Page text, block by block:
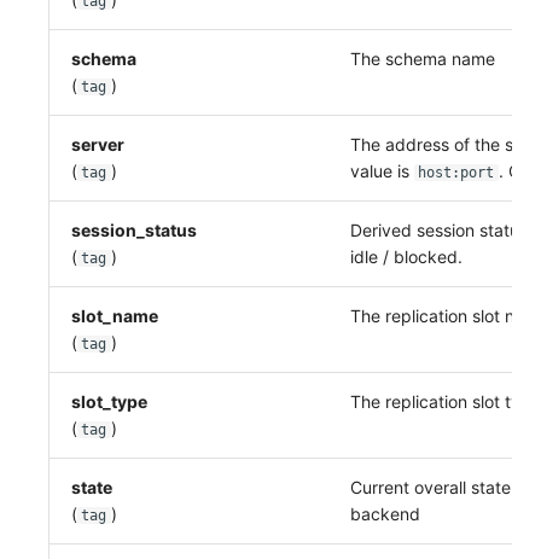
schema
( tag )
The schema name
server
( tag )
The address of the
value is
host:port .
session_status
( tag )
Derived session status:
idle / blocked.
slot_name
( tag )
The replication slot
slot_type
( tag )
The replication slot type
state
( tag )
Current overall state of
backend